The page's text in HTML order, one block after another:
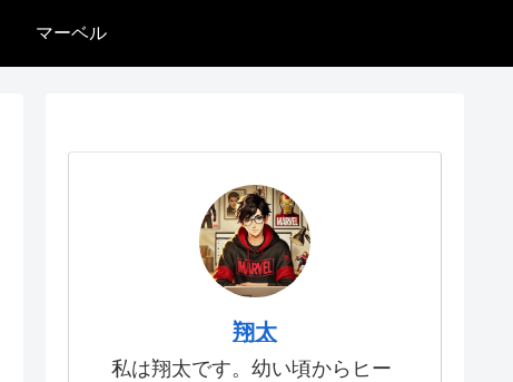
マーベル
翔太
私は翔太です。幼い頃からヒー